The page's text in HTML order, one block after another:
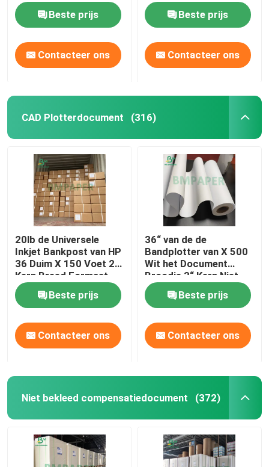
700mm X 300mm
Beste prijs
Contacteer ons
Document van de
Compensatiedruk
Beste prijs
Contacteer ons
CAD Plotterdocument (316)
20lb de Universele
Inkjet Bankpost van HP
36 Duim X 150 Voet 2“
Kern Breed Formaat
Beste prijs
Contacteer ons
36“ van de de
Bandplotter van X 500
Wit het Document
Broodje 3“ Kern Niet
beklede Vlot
Beste prijs
Contacteer ons
Niet bekleed compensatiedocument (372)